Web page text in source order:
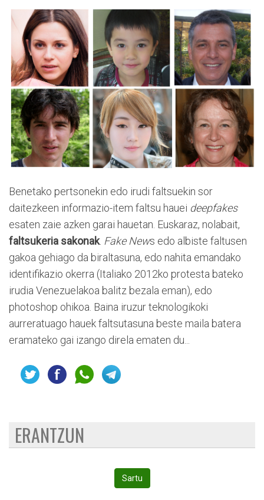
Benetako pertsonekin edo irudi faltsuekin sor
daitezkeen informazio-item faltsu hauei deepfakes
esaten zaie azken garai hauetan. Euskaraz, nolabait,
faltsukeria sakonak. Fake News edo albiste faltusen
gakoa gehiago da biraltasuna, edo nahita emandako
identifikazio okerra (Italiako 2012ko protesta bateko
irudia Venezuelakoa balitz bezala eman), edo
photoshop ohikoa. Baina iruzur teknologikoki
aurreratuago hauek faltsutasuna beste maila batera
eramateko gai izango direla ematen du...
ERANTZUN
Sartu